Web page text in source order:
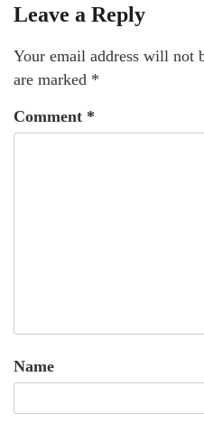
Leave a Reply
Your email address will not
are marked *
Comment *
Name